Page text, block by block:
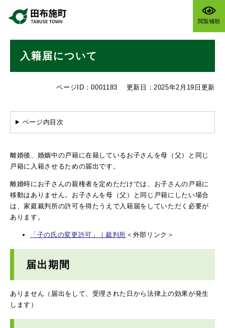
閲覧補助
入籍届について
ページID：0001183 更新日：2025年2月19日更新
ページ内目次
離婚後、婚姻中の戸籍に在籍しているお子さんを母（父）と同じ
戸籍に入籍させるための届出です。
離婚時にお子さんの親権者を定めただけでは、お子さんの戸籍に
移動はありません。お子さんを母（父）と同じ戸籍にしたい場合
は、家庭裁判所の許可を得たうえで入籍届をしていただく必要が
あります。
「子の氏の変更許可」｜裁判所 ＜外部リンク＞
届出期間
ありません（届出をして、受理された日から法律上の効果が発生
します）